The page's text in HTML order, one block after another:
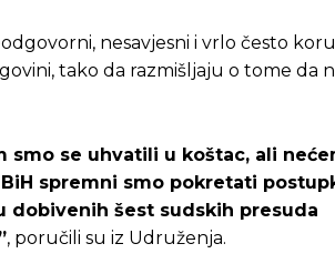
nesavjesni i vrlo često
tako da razmišljaju o tome da
smo se uhvatili u koštac, ali
spremni smo pokretati
dobivenih šest sudskih presuda
, poručili su iz Udruženja.